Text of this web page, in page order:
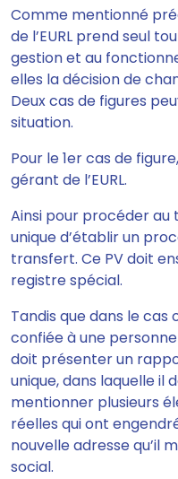
Comme mentionné
de l’EURL prend seul
gestion et au
elles la décision de
Deux cas de figures
situation.
Pour le 1er cas de figure,
gérant de l’EURL.
Ainsi pour procéder au
unique d’établir un
transfert. Ce PV doit
registre spécial.
Tandis que dans le cas
confiée à une
doit présenterun
unique, dans laquelle il
mentionner plusieurs
réelles qui ont
nouvelle adresse qu’il
social.